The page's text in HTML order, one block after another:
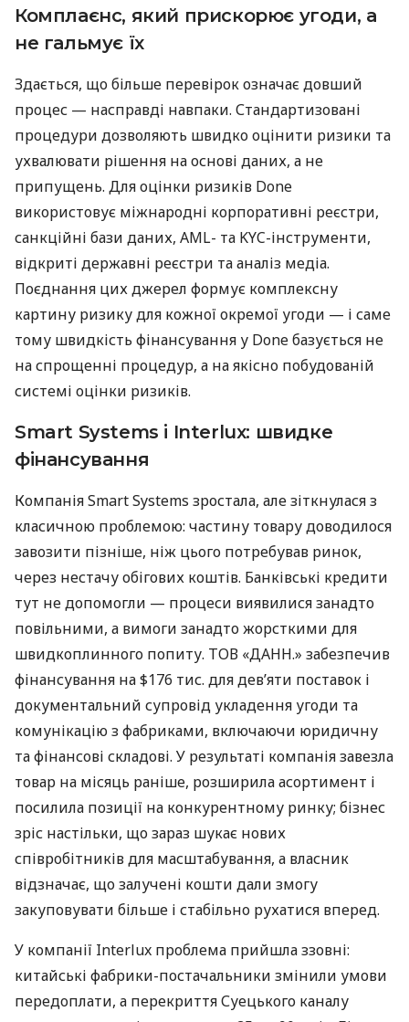
Комплаєнс, який прискорює угоди, а
не гальмує їх
Здається, що більше перевірок означає довший
процес — насправді навпаки. Стандартизовані
процедури дозволяють швидко оцінити ризики та
ухвалювати рішення на основі даних, а не
припущень. Для оцінки ризиків Done
використовує міжнародні корпоративні реєстри,
санкційні бази даних, AML- та KYC-інструменти,
відкриті державні реєстри та аналіз медіа.
Поєднання цих джерел формує комплексну
картину ризику для кожної окремої угоди — і саме
тому швидкість фінансування у Done базується не
на спрощенні процедур, а на якісно побудованій
системі оцінки ризиків.
Smart Systems і Interlux: швидке
фінансування
Компанія Smart Systems зростала, але зіткнулася з
класичною проблемою: частину товару доводилося
завозити пізніше, ніж цього потребував ринок,
через нестачу обігових коштів. Банківські кредити
тут не допомогли — процеси виявилися занадто
повільними, а вимоги занадто жорсткими для
швидкоплинного попиту. ТОВ «ДАНН.» забезпечив
фінансування на $176 тис. для дев’яти поставок і
документальний супровід укладення угоди та
комунікацію з фабриками, включаючи юридичну
та фінансові складові. У результаті компанія завезла
товар на місяць раніше, розширила асортимент і
посилила позиції на конкурентному ринку; бізнес
зріс настільки, що зараз шукає нових
співробітників для масштабування, а власник
відзначає, що залучені кошти дали змогу
закуповувати більше і стабільно рухатися вперед.
У компанії Interlux проблема прийшла ззовні:
китайські фабрики-постачальники змінили умови
передоплати, а перекриття Суецького каналу